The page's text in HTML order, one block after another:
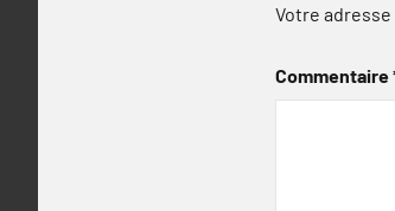
Votre adresse
Commentaire